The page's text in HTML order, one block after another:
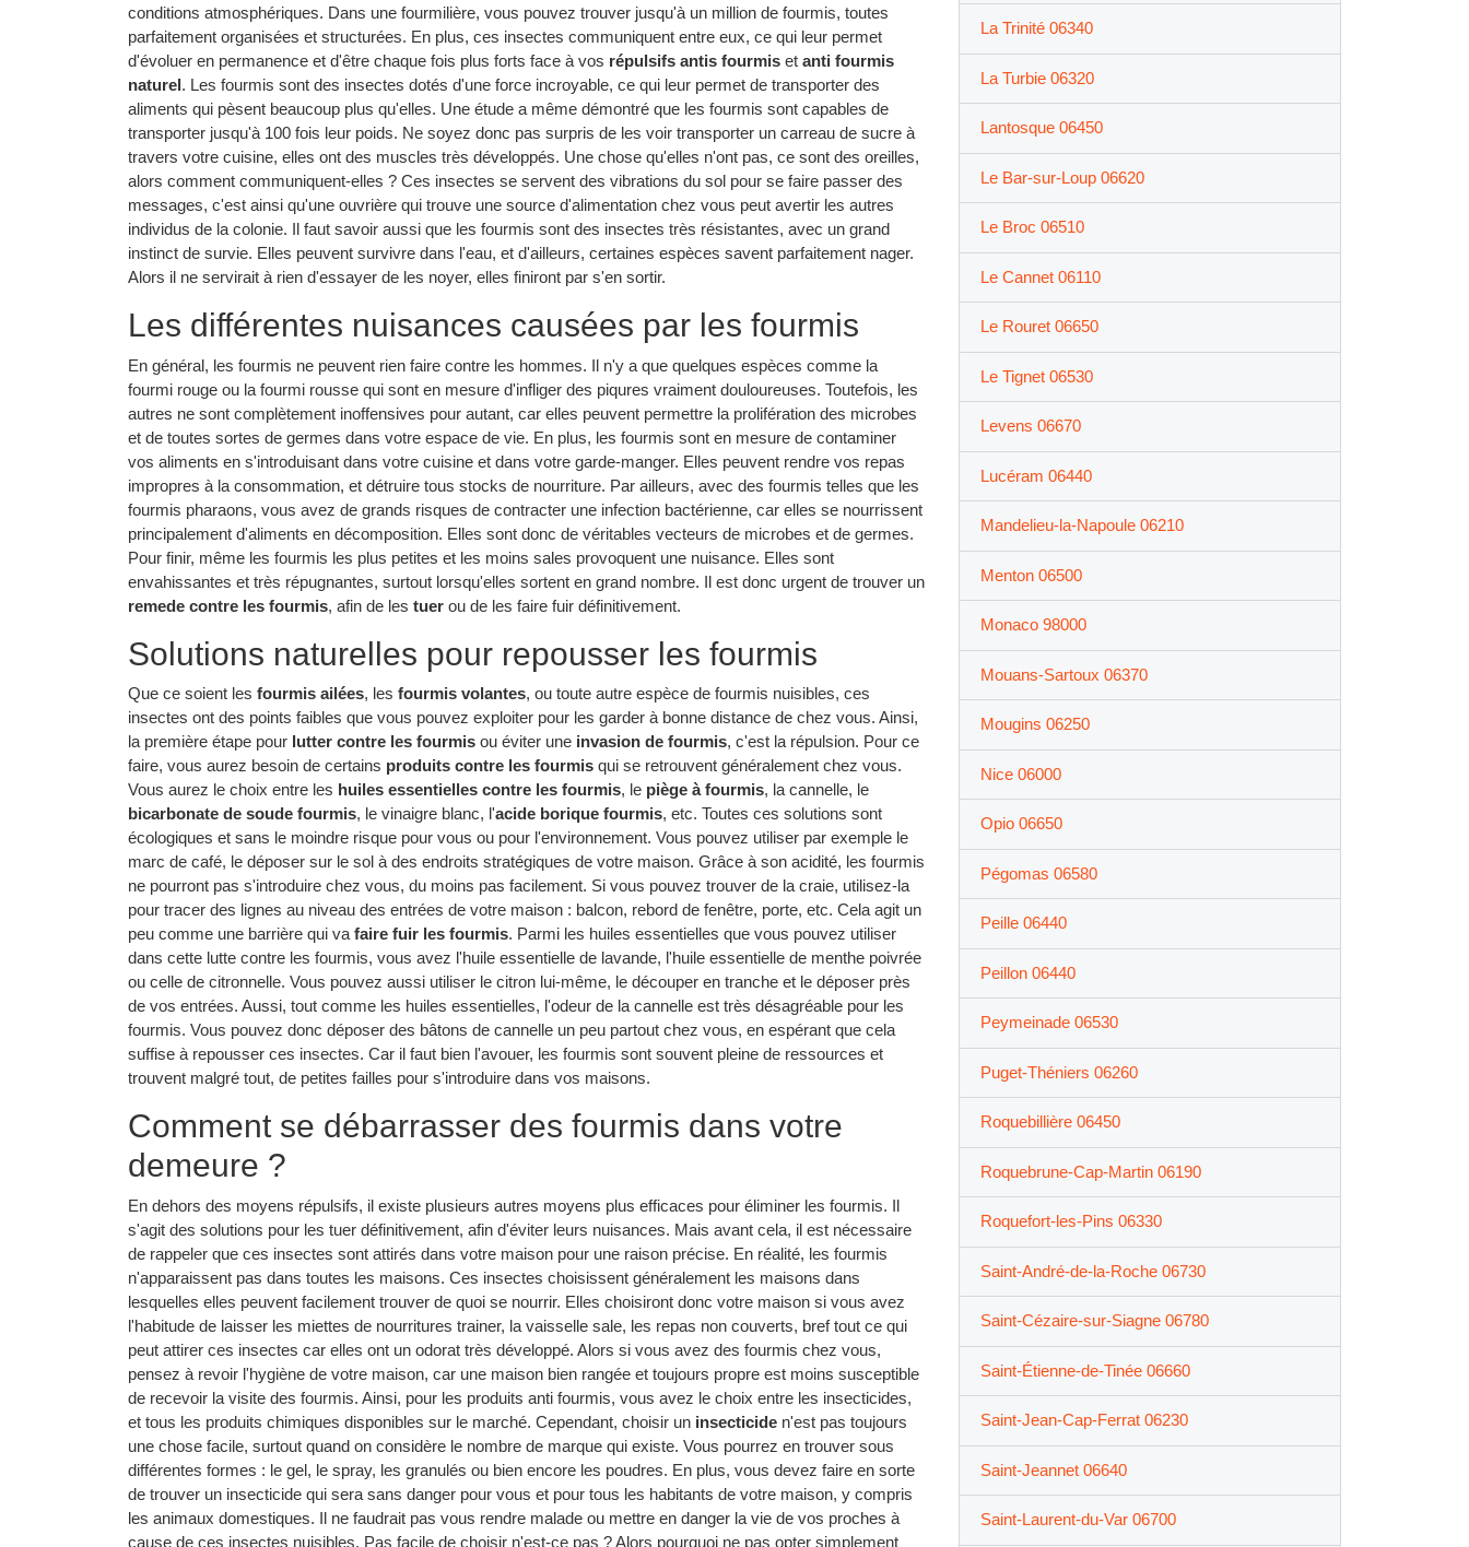
conditions atmosphériques. Dans une fourmilière, vous pouvez trouver jusqu'à un million de fourmis, toutes
parfaitement organisées et structurées. En plus, ces insectes communiquent entre eux, ce qui leur permet
d'évoluer en permanence et d'être chaque fois plus forts face à vos répulsifs antis fourmis et anti fourmis
naturel. Les fourmis sont des insectes dotés d'une force incroyable, ce qui leur permet de transporter des
aliments qui pèsent beaucoup plus qu'elles. Une étude a même démontré que les fourmis sont capables de
transporter jusqu'à 100 fois leur poids. Ne soyez donc pas surpris de les voir transporter un carreau de sucre à
travers votre cuisine, elles ont des muscles très développés. Une chose qu'elles n'ont pas, ce sont des oreilles,
alors comment communiquent-elles ? Ces insectes se servent des vibrations du sol pour se faire passer des
messages, c'est ainsi qu'une ouvrière qui trouve une source d'alimentation chez vous peut avertir les autres
individus de la colonie. Il faut savoir aussi que les fourmis sont des insectes très résistantes, avec un grand
instinct de survie. Elles peuvent survivre dans l'eau, et d'ailleurs, certaines espèces savent parfaitement nager.
Alors il ne servirait à rien d'essayer de les noyer, elles finiront par s'en sortir.
Les différentes nuisances causées par les fourmis
En général, les fourmis ne peuvent rien faire contre les hommes. Il n'y a que quelques espèces comme la
fourmi rouge ou la fourmi rousse qui sont en mesure d'infliger des piqures vraiment douloureuses. Toutefois, les
autres ne sont complètement inoffensives pour autant, car elles peuvent permettre la prolifération des microbes
et de toutes sortes de germes dans votre espace de vie. En plus, les fourmis sont en mesure de contaminer
vos aliments en s'introduisant dans votre cuisine et dans votre garde-manger. Elles peuvent rendre vos repas
impropres à la consommation, et détruire tous stocks de nourriture. Par ailleurs, avec des fourmis telles que les
fourmis pharaons, vous avez de grands risques de contracter une infection bactérienne, car elles se nourrissent
principalement d'aliments en décomposition. Elles sont donc de véritables vecteurs de microbes et de germes.
Pour finir, même les fourmis les plus petites et les moins sales provoquent une nuisance. Elles sont
envahissantes et très répugnantes, surtout lorsqu'elles sortent en grand nombre. Il est donc urgent de trouver un
remede contre les fourmis, afin de les tuer ou de les faire fuir définitivement.
Solutions naturelles pour repousser les fourmis
Que ce soient les fourmis ailées, les fourmis volantes, ou toute autre espèce de fourmis nuisibles, ces
insectes ont des points faibles que vous pouvez exploiter pour les garder à bonne distance de chez vous. Ainsi,
la première étape pour lutter contre les fourmis ou éviter une invasion de fourmis, c'est la répulsion. Pour ce
faire, vous aurez besoin de certains produits contre les fourmis qui se retrouvent généralement chez vous.
Vous aurez le choix entre les huiles essentielles contre les fourmis, le piège à fourmis, la cannelle, le
bicarbonate de soude fourmis, le vinaigre blanc, l'acide borique fourmis, etc. Toutes ces solutions sont
écologiques et sans le moindre risque pour vous ou pour l'environnement. Vous pouvez utiliser par exemple le
marc de café, le déposer sur le sol à des endroits stratégiques de votre maison. Grâce à son acidité, les fourmis
ne pourront pas s'introduire chez vous, du moins pas facilement. Si vous pouvez trouver de la craie, utilisez-la
pour tracer des lignes au niveau des entrées de votre maison : balcon, rebord de fenêtre, porte, etc. Cela agit un
peu comme une barrière qui va faire fuir les fourmis. Parmi les huiles essentielles que vous pouvez utiliser
dans cette lutte contre les fourmis, vous avez l'huile essentielle de lavande, l'huile essentielle de menthe poivrée
ou celle de citronnelle. Vous pouvez aussi utiliser le citron lui-même, le découper en tranche et le déposer près
de vos entrées. Aussi, tout comme les huiles essentielles, l'odeur de la cannelle est très désagréable pour les
fourmis. Vous pouvez donc déposer des bâtons de cannelle un peu partout chez vous, en espérant que cela
suffise à repousser ces insectes. Car il faut bien l'avouer, les fourmis sont souvent pleine de ressources et
trouvent malgré tout, de petites failles pour s'introduire dans vos maisons.
Comment se débarrasser des fourmis dans votre
demeure ?
En dehors des moyens répulsifs, il existe plusieurs autres moyens plus efficaces pour éliminer les fourmis. Il
s'agit des solutions pour les tuer définitivement, afin d'éviter leurs nuisances. Mais avant cela, il est nécessaire
de rappeler que ces insectes sont attirés dans votre maison pour une raison précise. En réalité, les fourmis
n'apparaissent pas dans toutes les maisons. Ces insectes choisissent généralement les maisons dans
lesquelles elles peuvent facilement trouver de quoi se nourrir. Elles choisiront donc votre maison si vous avez
l'habitude de laisser les miettes de nourritures trainer, la vaisselle sale, les repas non couverts, bref tout ce qui
peut attirer ces insectes car elles ont un odorat très développé. Alors si vous avez des fourmis chez vous,
pensez à revoir l'hygiène de votre maison, car une maison bien rangée et toujours propre est moins susceptible
de recevoir la visite des fourmis. Ainsi, pour les produits anti fourmis, vous avez le choix entre les insecticides,
et tous les produits chimiques disponibles sur le marché. Cependant, choisir un insecticide n'est pas toujours
une chose facile, surtout quand on considère le nombre de marque qui existe. Vous pourrez en trouver sous
différentes formes : le gel, le spray, les granulés ou bien encore les poudres. En plus, vous devez faire en sorte
de trouver un insecticide qui sera sans danger pour vous et pour tous les habitants de votre maison, y compris
les animaux domestiques. Il ne faudrait pas vous rendre malade ou mettre en danger la vie de vos proches à
cause de ces insectes nuisibles. Pas facile de choisir n'est-ce pas ? Alors pourquoi ne pas opter simplement
La Trinité 06340
La Turbie 06320
Lantosque 06450
Le Bar-sur-Loup 06620
Le Broc 06510
Le Cannet 06110
Le Rouret 06650
Le Tignet 06530
Levens 06670
Lucéram 06440
Mandelieu-la-Napoule 06210
Menton 06500
Monaco 98000
Mouans-Sartoux 06370
Mougins 06250
Nice 06000
Opio 06650
Pégomas 06580
Peille 06440
Peillon 06440
Peymeinade 06530
Puget-Théniers 06260
Roquebillière 06450
Roquebrune-Cap-Martin 06190
Roquefort-les-Pins 06330
Saint-André-de-la-Roche 06730
Saint-Cézaire-sur-Siagne 06780
Saint-Étienne-de-Tinée 06660
Saint-Jean-Cap-Ferrat 06230
Saint-Jeannet 06640
Saint-Laurent-du-Var 06700